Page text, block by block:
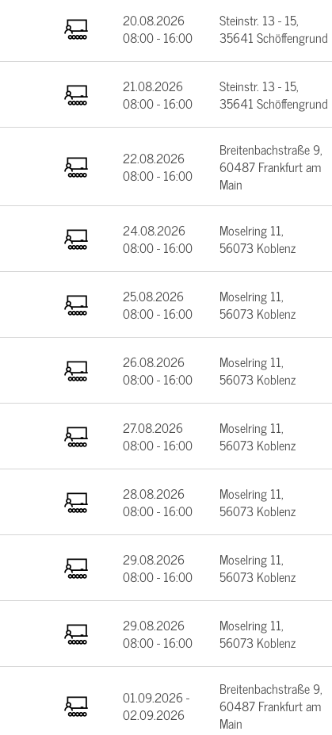
20.08.2026
08:00 - 16:00
Steinstr. 13 - 15,
35641 Schöffengrund
21.08.2026
08:00 - 16:00
Steinstr. 13 - 15,
35641 Schöffengrund
22.08.2026
08:00 - 16:00
Breitenbachstraße 9,
60487 Frankfurt am
Main
24.08.2026
08:00 - 16:00
Moselring 11,
56073 Koblenz
25.08.2026
08:00 - 16:00
Moselring 11,
56073 Koblenz
26.08.2026
08:00 - 16:00
Moselring 11,
56073 Koblenz
27.08.2026
08:00 - 16:00
Moselring 11,
56073 Koblenz
28.08.2026
08:00 - 16:00
Moselring 11,
56073 Koblenz
29.08.2026
08:00 - 16:00
Moselring 11,
56073 Koblenz
29.08.2026
08:00 - 16:00
Moselring 11,
56073 Koblenz
01.09.2026 -
02.09.2026
Breitenbachstraße 9,
60487 Frankfurt am
Main